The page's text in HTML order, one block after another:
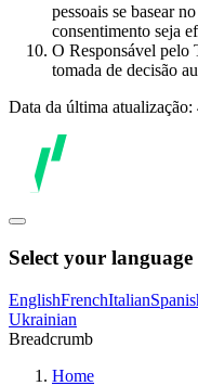
pessoais se basear
consentimento seja
O Responsável pelo
tomada de decisão
Data da última
Select your language
EnglishFrenchItalian
Ukrainian
Breadcrumb
Home